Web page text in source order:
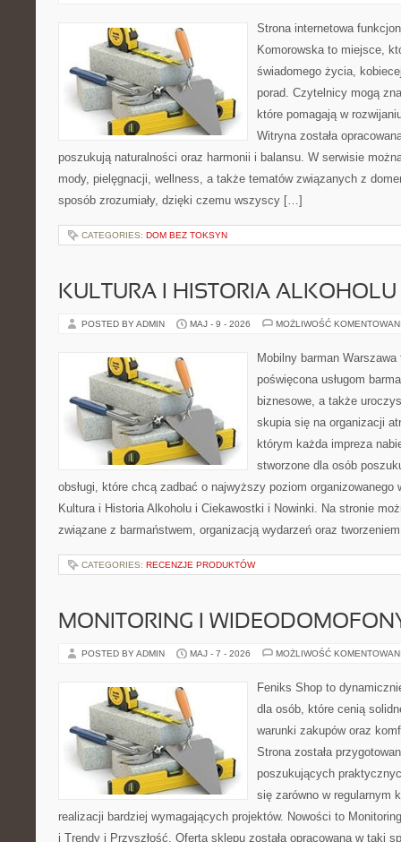
Strona internetowa
Komorowska to miejsce,
świadomego życia,
porad. Czytelnicy mogą
które pomagają w
Witryna została
poszukują naturalności oraz harmonii i balansu. W serwisie
mody, pielęgnacji, wellness, a także tematów związanych z
sposób zrozumiały, dzięki czemu wszyscy […]
CATEGORIES: DOM BEZ TOKSYN
KULTURA I HISTORIA ALKOHOLU
POSTED BY ADMIN MAJ - 9 - 2026 MOŻLIWOŚĆ
Mobilny barman
poświęcona usługom
biznesowe, a także
skupia się na organizacji
którym każda impreza
stworzone dla osób
obsługi, które chcą zadbać o najwyższy poziom organizowanego
Kultura i Historia Alkoholu i Ciekawostki i Nowinki. Na stronie
związane z barmaństwem, organizacją wydarzeń oraz
CATEGORIES: RECENZJE PRODUKTÓW
MONITORING I
POSTED BY ADMIN MAJ - 7 - 2026 MOŻLIWOŚĆ
Feniks Shop to
dla osób, które cenią
warunki zakupów oraz
Strona została
poszukujących
się zarówno w regularnym
realizacji bardziej wymagających projektów. Nowości to
i Trendy i Przyszłość. Oferta sklepu została opracowana w taki